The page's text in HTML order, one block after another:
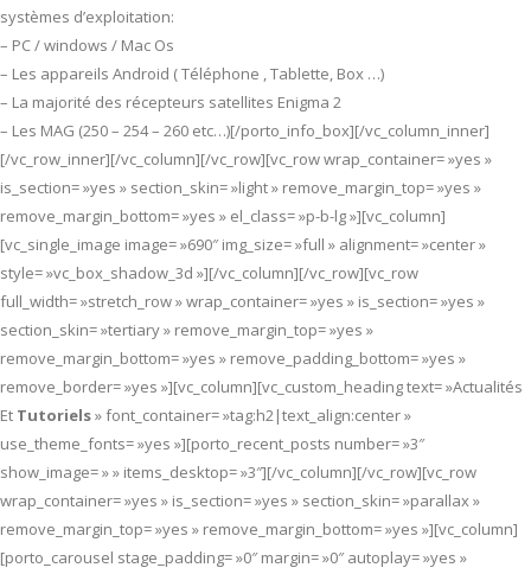
systèmes d’exploitation:
– PC / windows / Mac Os
– Les appareils Android ( Téléphone , Tablette, Box …)
– La majorité des récepteurs satellites Enigma 2
– Les MAG (250 – 254 – 260 etc…)[/porto_info_box][/vc_column_inner]
[/vc_row_inner][/vc_column][/vc_row][vc_row wrap_container= »yes »
is_section= »yes » section_skin= »light » remove_margin_top= »yes »
remove_margin_bottom= »yes » el_class= »p-b-lg »][vc_column]
[vc_single_image image= »690″ img_size= »full » alignment= »center »
style= »vc_box_shadow_3d »][/vc_column][/vc_row][vc_row
full_width= »stretch_row » wrap_container= »yes » is_section= »yes »
section_skin= »tertiary » remove_margin_top= »yes »
remove_margin_bottom= »yes » remove_padding_bottom= »yes »
remove_border= »yes »][vc_column][vc_custom_heading text= »Actualités
Et Tutoriels» font_container= »tag:h2|text_align:center »
use_theme_fonts= »yes »][porto_recent_posts number= »3″
show_image= » » items_desktop= »3″][/vc_column][/vc_row][vc_row
wrap_container= »yes » is_section= »yes » section_skin= »parallax »
remove_margin_top= »yes » remove_margin_bottom= »yes »][vc_column]
[porto_carousel stage_padding= »0″ margin= »0″ autoplay= »yes »